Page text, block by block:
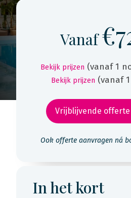
Vanaf
Bekijk prijzen (vanaf 1
Bekijk prijzen (vanaf
Vrijblijvende offerte
Ook offerte aanvragen ná
In het kort